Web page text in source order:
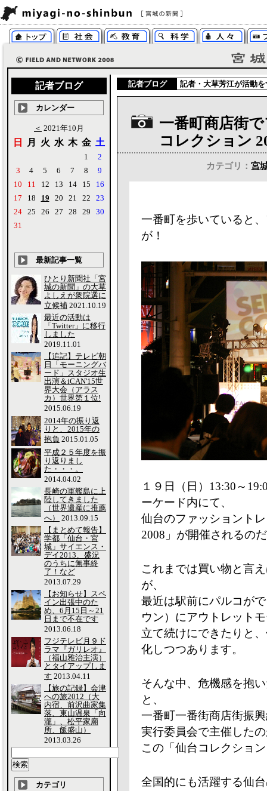
記者ブログ 記者・ 大草芳江が活動
一番町商店街
コレクション
カテゴリ： 宮
一番町を歩いていると
が！
１９日（日）13:30～
ーケード内にて、
仙台のファッショント
2008」が開催されるの
これまでは買い物と言
が、
最近は駅前にパルコが
ウン）にアウトレット
立て続けにできたりと
化しつつあります。
そんな中、危機感を抱
と、
一番町一番街商店街振
実行委員会で主催した
この「仙台コレクショ
全国的にも活躍する仙
記者ブログ
カレンダー
＜ 2021年10月
日 月 火 水 木 金 土
1
2
3
4 5 6 7 8
9
10
11 12 13 14 15
16
17
18 19 20 21 22
23
24 25 26 27 28 29
30
31
最新記事一覧
ひとり新聞社「宮
城の新聞」の大草
よしえが衆院選に
立候補 2021.10.19
最近の活動は
「Twitter」に移行
しました
2019.11.01
【追記】テレビ朝
日「モーニングバ
ード」スタジオ生
出演＆iCAN'15世
界大会（アラス
カ）世界第１位!
2015.06.19
2014年の振り返
りと、2015年の
抱負 2015.01.05
平成２５年度を振
り返りまし
た・・・。
2014.04.02
長崎の軍艦島に上
陸してきました
（世界遺産に推薦
へ）
2013.09.15
【まとめて報告】
学都「仙台・宮
城」サイエンス・
デイ2013、盛況
のうちに無事終
了！など
2013.07.29
【お知らせ】スペ
イン出張中のた
め、6月15日～21
日まで不在です
2013.06.18
フジテレビ月９ド
ラマ『ガリレオ』
（福山雅治主演）
とタイアップしま
す 2013.04.11
【旅の記録】会津
への旅2012（大
内宿、前沢曲家集
落、東山温泉「向
瀧」、松平家廟
所、飯盛山）
2013.03.26
カテゴリ